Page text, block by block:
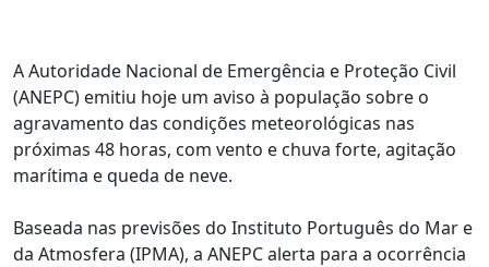
A Autoridade Nacional de Emergência e Proteção Civil
(ANEPC) emitiu hoje um aviso à população sobre o
agravamento das condições meteorológicas nas
próximas 48 horas, com vento e chuva forte, agitação
marítima e queda de neve.
Baseada nas previsões do Instituto Português do Mar e
da Atmosfera (IPMA), a ANEPC alerta para a ocorrência